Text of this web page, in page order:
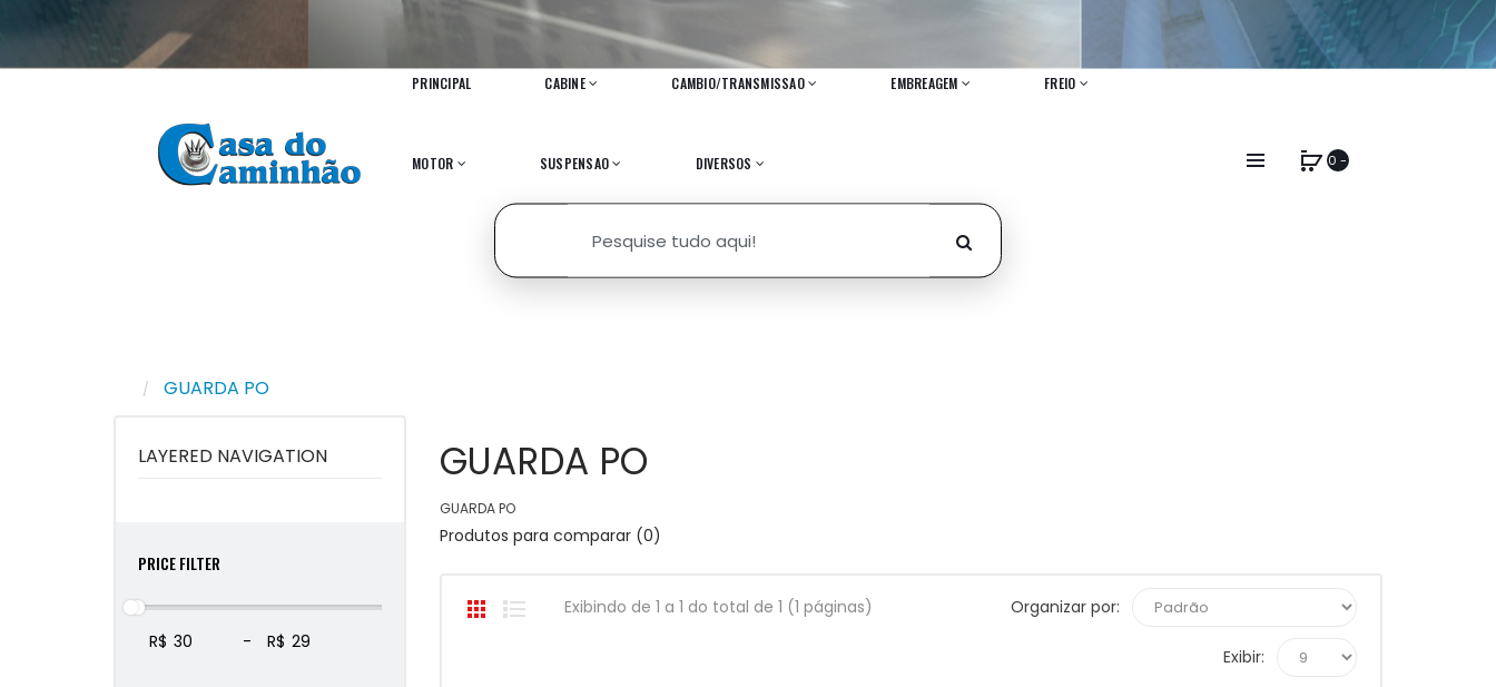
PRINCIPAL CABINE CAMBIO/TRANSMISSAO EMBREAGEM FREIO
MOTOR SUSPENSAO DIVERSOS 0 -
GUARDA PO
LAYERED NAVIGATION
PRICE FILTER
R$ - R$
GUARDA PO
GUARDA PO
Produtos para comparar (0)
Exibindo de 1 a 1 do total de 1 (1 páginas) Organizar por:
Exibir: